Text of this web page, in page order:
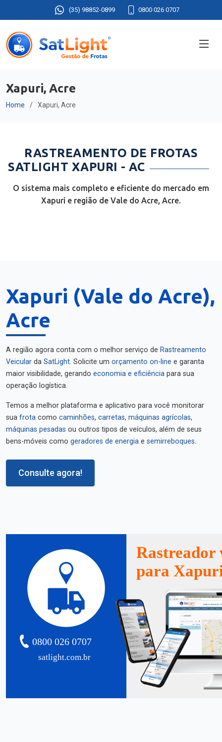
(35) 98852-0899 0800 026 0707
Xapuri, Acre
Home Xapuri, Acre
RASTREAMENTO DE FROTAS
SATLIGHT XAPURI - AC
O sistema mais completo e eficiente do mercado em
Xapuri e região de Vale do Acre, Acre.
Xapuri (Vale do Acre),
Acre
A região agora conta com o melhor serviço de Rastreamento
Veicular da SatLight. Solicite um orçamento on-line e garanta
maior visibilidade, gerando economia e eficiência para sua
operação logística.
Temos a melhor plataforma e aplicativo para você monitorar
sua frota como caminhões, carretas, máquinas agrícolas,
máquinas pesadas ou outros tipos de veículos, além de seus
bens-móveis como geradores de energia e semirreboques.
Consulte agora!
satlight.com.br
0800 026 0707
Rastreador
para